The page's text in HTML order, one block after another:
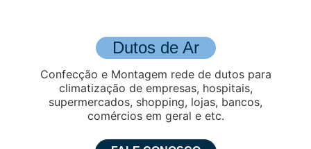
Dutos de Ar
Confecção e Montagem rede de dutos para
climatização de empresas, hospitais,
supermercados, shopping, lojas, bancos,
comércios em geral e etc.